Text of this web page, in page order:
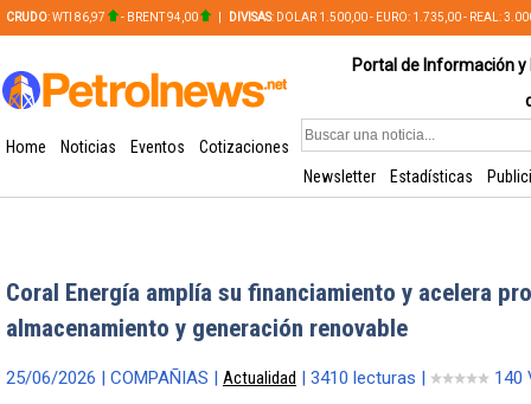
CRUDO: WTI 86,97 - BRENT 94,00 DIVISAS: DOLAR 1.500,00 - EURO: 1.735,00 - REAL:
Portal de Información
Home Noticias Eventos
Cotizaciones
Newsletter
Estadísticas
Coral Energía amplía su financiamiento y acelera
almacenamiento y generación renovable
25/06/2026 | COMPAÑIAS | Actualidad | 3410 lecturas | 140